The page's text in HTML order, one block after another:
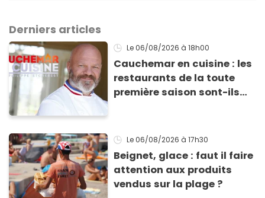
Derniers articles
Le 06/08/2026 à 18h00
Cauchemar en cuisine : les
restaurants de la toute
première saison sont-ils
Le 06/08/2026 à 17h30
Beignet, glace : faut il faire
attention aux produits
vendus sur la plage ?